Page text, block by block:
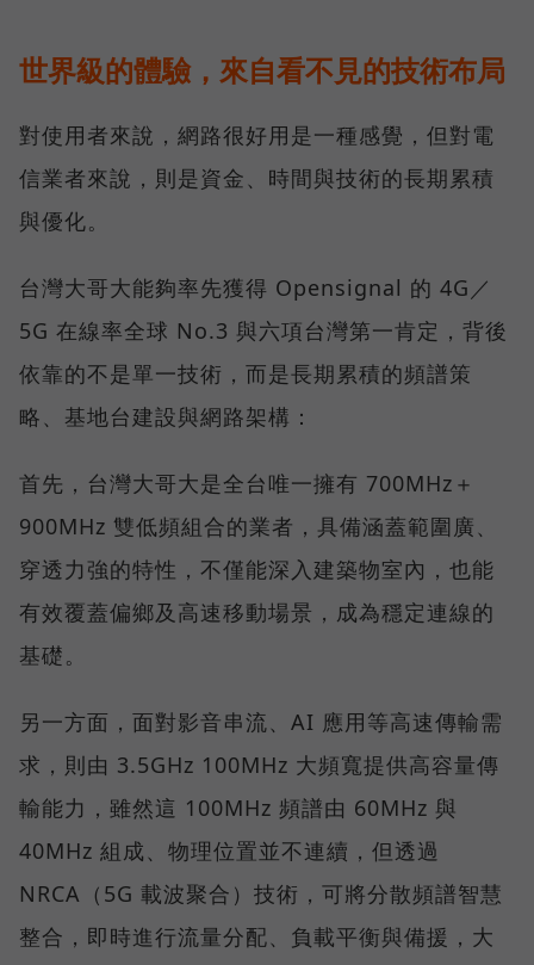
世界級的體驗，來自看不見的技術布局
對使用者來說，網路很好用是一種感覺，但對電
信業者來說，則是資金、時間與技術的長期累積
與優化。
台灣大哥大能夠率先獲得 Opensignal 的 4G／
5G 在線率全球 No.3 與六項台灣第一肯定，背後
依靠的不是單一技術，而是長期累積的頻譜策
略、基地台建設與網路架構：
首先，台灣大哥大是全台唯一擁有 700MHz＋
900MHz 雙低頻組合的業者，具備涵蓋範圍廣、
穿透力強的特性，不僅能深入建築物室內，也能
有效覆蓋偏鄉及高速移動場景，成為穩定連線的
基礎。
另一方面，面對影音串流、AI 應用等高速傳輸需
求，則由 3.5GHz 100MHz 大頻寬提供高容量傳
輸能力，雖然這 100MHz 頻譜由 60MHz 與
40MHz 組成、物理位置並不連續，但透過
NRCA（5G 載波聚合）技術，可將分散頻譜智慧
整合，即時進行流量分配、負載平衡與備援，大